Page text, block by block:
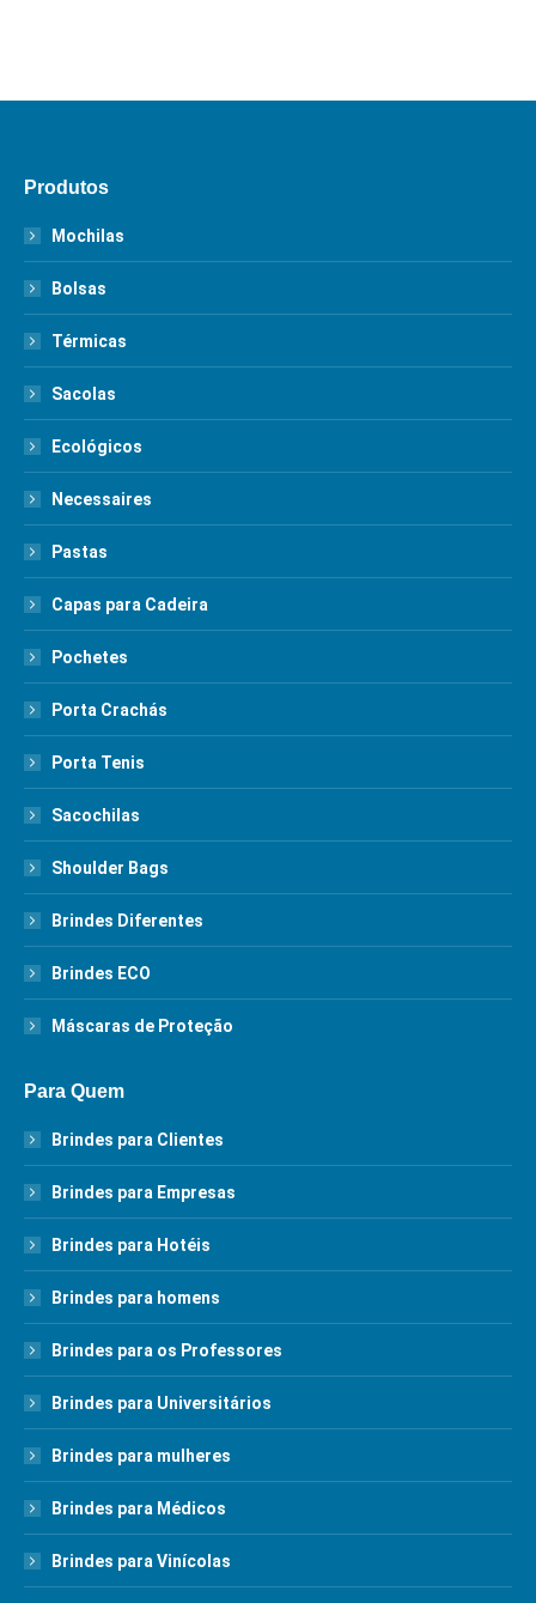
Produtos
Mochilas
Bolsas
Térmicas
Sacolas
Ecológicos
Necessaires
Pastas
Capas para Cadeira
Pochetes
Porta Crachás
Porta Tenis
Sacochilas
Shoulder Bags
Brindes Diferentes
Brindes ECO
Máscaras de Proteção
Para Quem
Brindes para Clientes
Brindes para Empresas
Brindes para Hotéis
Brindes para homens
Brindes para os Professores
Brindes para Universitários
Brindes para mulheres
Brindes para Médicos
Brindes para Vinícolas